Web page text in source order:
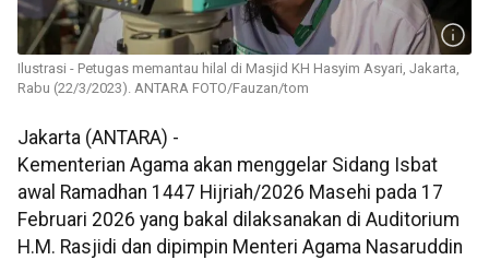
Ilustrasi - Petugas memantau hilal di Masjid KH Hasyim Asyari, Jakarta,
Rabu (22/3/2023). ANTARA FOTO/Fauzan/tom
Jakarta (ANTARA) -
Kementerian Agama akan menggelar Sidang Isbat
awal Ramadhan 1447 Hijriah/2026 Masehi pada 17
Februari 2026 yang bakal dilaksanakan di Auditorium
H.M. Rasjidi dan dipimpin Menteri Agama Nasaruddin